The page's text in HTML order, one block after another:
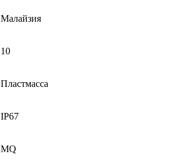
Малайзия
10
Пластмасса
IP67
MQ